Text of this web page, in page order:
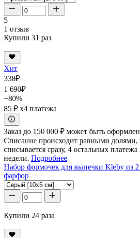
5
1 отзыв
Купили 31 раз
Хит
338₽
1 690₽
−80%
85 ₽ x4 платежа
Заказ до 150 000 ₽ может быть
Списание происходит равными
списывается сразу, 4 остальных
недели. Подробнее
Набор формочек для выпечки Kleby из
фарфор
Купили 24 раза